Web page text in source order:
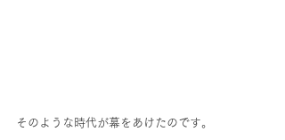
そのような時代が幕をあけたのです。